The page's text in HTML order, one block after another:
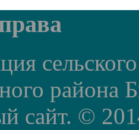
района
сайт. ©